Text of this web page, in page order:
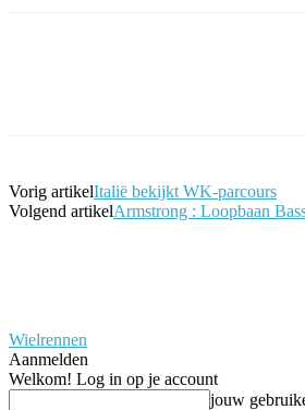
Vorig artikelItalië bekijkt WK-parcours
Volgend artikelArmstrong : Loopbaan
Wielrennen
Aanmelden
Welkom! Log in op je account
jouw